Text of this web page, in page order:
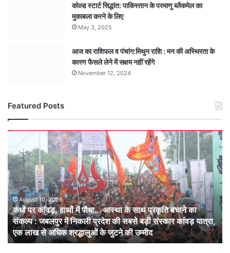
कोल्ड स्टार्ट सिद्धांत: पाकिस्तान के परमाणु ब्लैकमेल का
मुकाबला करने के लिए
May 3, 2025
आज का राशिफल व पंचांग:मिथुन राशि : मन की अस्थिरता के
कारण फैसले लेने में सक्षम नहीं रहेंगे
November 12, 2024
Featured Posts
कंधों
कांवड़,
हाथों
में
पौधा…
आस्था
के
साथ
प्रकृति
बचाने
August 10, 2026
कंधों पर कांवड़, हाथों में पौधा… आस्था के साथ प्रकृति बचाने का
संकल्प : जबलपुर में निकली प्रदेश की सबसे बड़ी संस्कार कांवड़ यात्रा,
एक लाख से अधिक श्रद्धालुओं के जुटने की उम्मीद